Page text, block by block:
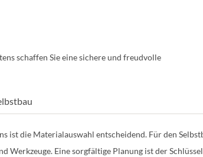
schaffen Sie eine sichere und freudvolle
ist die Materialauswahl entscheidend. Für den
Werkzeuge. Eine sorgfältige Planung ist der Schlüssel